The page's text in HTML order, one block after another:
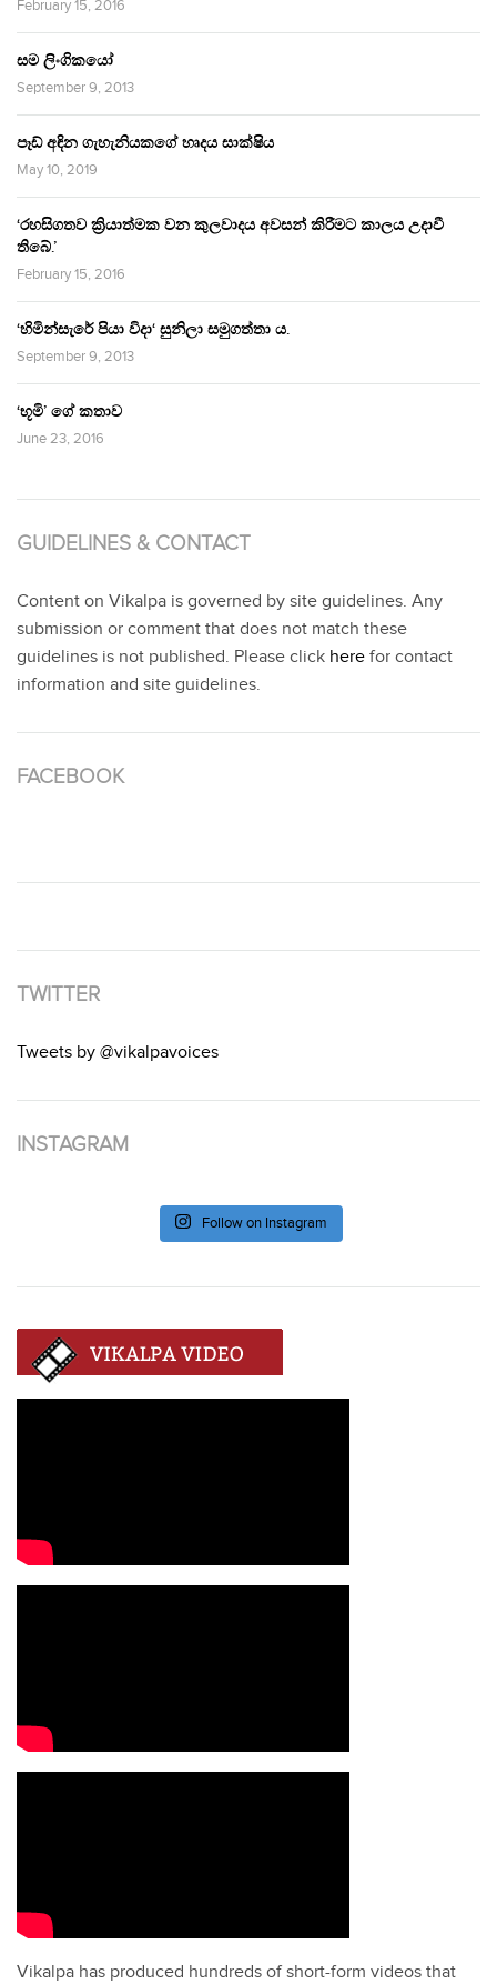
February 15, 2016
සම ලිංගිකයෝ
September 9, 2013
පෑඩ් අඳින ගැහැනියකගේ හෘදය සාක්ෂිය
May 10, 2019
‘රහසිගතව ක්‍රියාත්මක වන කුලවාදය අවසන් කිරීමට කාලය උදාවී
තිබේ.’
February 15, 2016
‘හිමින්සැරේ පියා විදා‘ සුනිලා සමුගත්තා ය.
September 9, 2013
‘භූමි’ ගේ කතාව
June 23, 2016
GUIDELINES & CONTACT
Content on Vikalpa is governed by site guidelines. Any
submission or comment that does not match these
guidelines is not published. Please click here for contact
information and site guidelines.
FACEBOOK
TWITTER
Tweets by @vikalpavoices
INSTAGRAM
Follow on Instagram
Vikalpa has produced hundreds of short-form videos that